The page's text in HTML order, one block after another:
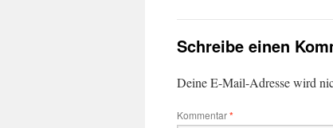
Schreibe einen
Deine E-Mail-Adresse wird
Kommentar*